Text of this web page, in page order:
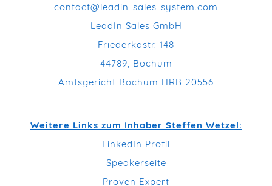
contact@leadin-sales-system.com
LeadIn Sales GmbH
Friederkastr. 148
44789, Bochum
Amtsgericht Bochum HRB 20556
Weitere Links zum Inhaber Steffen Wetzel:
LinkedIn Profil
Speakerseite
Proven Expert